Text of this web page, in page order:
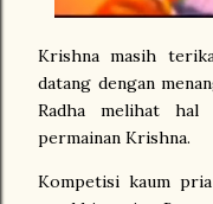
Krishna masih
datang dengan
Radha melihat hal
permainan Krishna.
Kompetisi kaum